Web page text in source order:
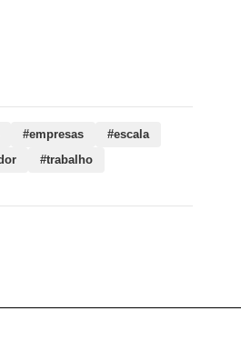
#empresas
#escala
#trabalho